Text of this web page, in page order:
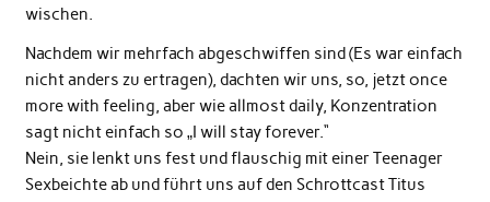
wischen.
Nachdem wir mehrfach abgeschwiffen sind (Es war einfach
nicht anders zu ertragen), dachten wir uns, so, jetzt once
more with feeling, aber wie allmost daily, Konzentration
sagt nicht einfach so „I will stay forever.“
Nein, sie lenkt uns fest und flauschig mit einer Teenager
Sexbeichte ab und führt uns auf den Schrottcast Titus